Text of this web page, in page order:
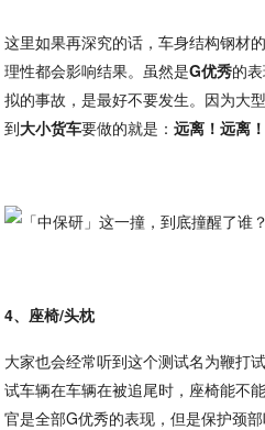
这里如果再深究的话，车身结构钢材
理性都会影响结果。虽然是G优秀的
拟的事故，是最好不要发生。因为大
到大小货车要做的就是：远离！远离
4、座椅/头枕
大家也会经常听到这个测试名为鞭打
试车辆在车辆在被追尾时，座椅能不
官是全部G优秀的表现，但是保护颈